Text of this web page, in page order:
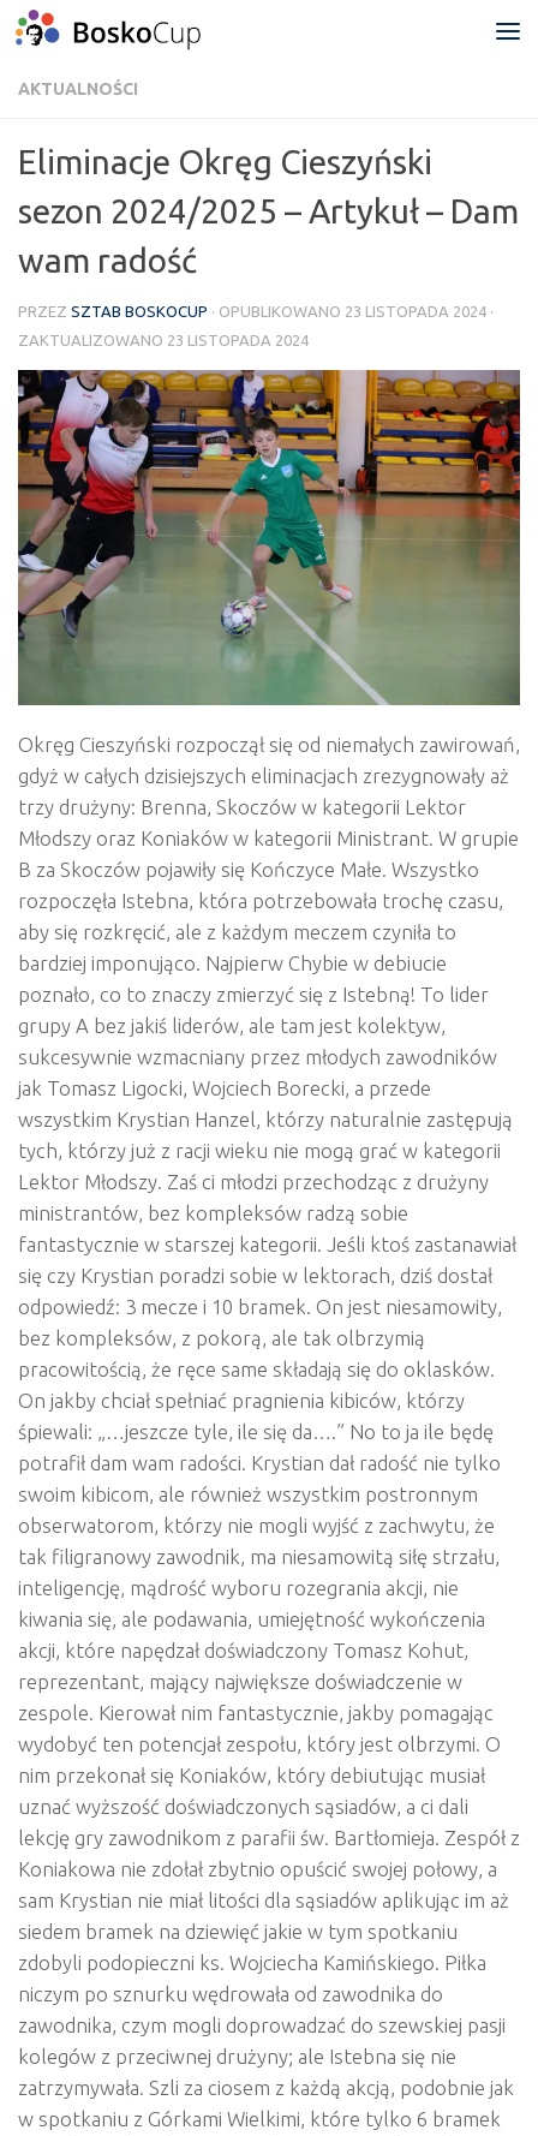
Przejdź do treści
AKTUALNOŚCI
Eliminacje Okręg Cieszyński
sezon 2024/2025 – Artykuł – Dam
wam radość
PRZEZ SZTAB BOSKOCUP · OPUBLIKOWANO 23 LISTOPADA 2024 ·
ZAKTUALIZOWANO 23 LISTOPADA 2024
Okręg Cieszyński rozpoczął się od niemałych zawirowań,
gdyż w całych dzisiejszych eliminacjach zrezygnowały aż
trzy drużyny: Brenna, Skoczów w kategorii Lektor
Młodszy oraz Koniaków w kategorii Ministrant. W grupie
B za Skoczów pojawiły się Kończyce Małe. Wszystko
rozpoczęła Istebna, która potrzebowała trochę czasu,
aby się rozkręcić, ale z każdym meczem czyniła to
bardziej imponująco. Najpierw Chybie w debiucie
poznało, co to znaczy zmierzyć się z Istebną! To lider
grupy A bez jakiś liderów, ale tam jest kolektyw,
sukcesywnie wzmacniany przez młodych zawodników
jak Tomasz Ligocki, Wojciech Borecki, a przede
wszystkim Krystian Hanzel, którzy naturalnie zastępują
tych, którzy już z racji wieku nie mogą grać w kategorii
Lektor Młodszy. Zaś ci młodzi przechodząc z drużyny
ministrantów, bez kompleksów radzą sobie
fantastycznie w starszej kategorii. Jeśli ktoś zastanawiał
się czy Krystian poradzi sobie w lektorach, dziś dostał
odpowiedź: 3 mecze i 10 bramek. On jest niesamowity,
bez kompleksów, z pokorą, ale tak olbrzymią
pracowitością, że ręce same składają się do oklasków.
On jakby chciał spełniać pragnienia kibiców, którzy
śpiewali: „…jeszcze tyle, ile się da….” No to ja ile będę
potrafił dam wam radości. Krystian dał radość nie tylko
swoim kibicom, ale również wszystkim postronnym
obserwatorom, którzy nie mogli wyjść z zachwytu, że
tak filigranowy zawodnik, ma niesamowitą siłę strzału,
inteligencję, mądrość wyboru rozegrania akcji, nie
kiwania się, ale podawania, umiejętność wykończenia
akcji, które napędzał doświadczony Tomasz Kohut,
reprezentant, mający największe doświadczenie w
zespole. Kierował nim fantastycznie, jakby pomagając
wydobyć ten potencjał zespołu, który jest olbrzymi. O
nim przekonał się Koniaków, który debiutując musiał
uznać wyższość doświadczonych sąsiadów, a ci dali
lekcję gry zawodnikom z parafii św. Bartłomieja. Zespół z
Koniakowa nie zdołał zbytnio opuścić swojej połowy, a
sam Krystian nie miał litości dla sąsiadów aplikując im aż
siedem bramek na dziewięć jakie w tym spotkaniu
zdobyli podopieczni ks. Wojciecha Kamińskiego. Piłka
niczym po sznurku wędrowała od zawodnika do
zawodnika, czym mogli doprowadzać do szewskiej pasji
kolegów z przeciwnej drużyny; ale Istebna się nie
zatrzymywała. Szli za ciosem z każdą akcją, podobnie jak
w spotkaniu z Górkami Wielkimi, które tylko 6 bramek